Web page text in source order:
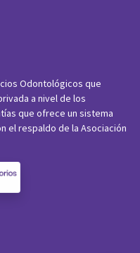
Odontológicos que
a nivel de los
que ofrece un sistema
el respaldo de la Asociación